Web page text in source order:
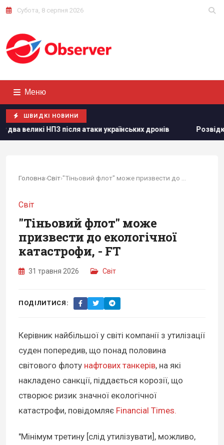
Субота, 8 серпня 2026
Меню
ШВИДКІ НОВИНИ
атаки українських дронів Розвідка США пов’язує з
Головна›Світ›
Світ
"Тіньовий флот" може
призвести до екологічної
катастрофи, - FT
31 травня 2026 Світ
ПОДІЛИТИСЯ:
Керівник найбільшої у світі компанії з утилізації
суден попередив, що понад половина
світового флоту нафтових танкерів, на які
накладено санкції, піддається корозії, що
створює ризик значної екологічної
катастрофи, повідомляє Financial Times.
"Мінімум третину [слід утилізувати], можливо,